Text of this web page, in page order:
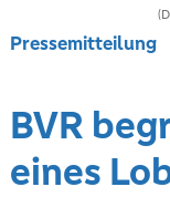
Pressemitteilung
BVR
eines